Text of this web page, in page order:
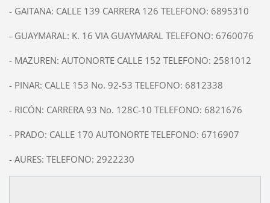
- GAITANA: CALLE 139 CARRERA 126 TELEFONO: 6895310
- GUAYMARAL: K. 16 VIA GUAYMARAL TELEFONO: 6760076
- MAZUREN: AUTONORTE CALLE 152 TELEFONO: 2581012
- PINAR: CALLE 153 No. 92-53 TELEFONO: 6812338
- RICÓN: CARRERA 93 No. 128C-10 TELEFONO: 6821676
- PRADO: CALLE 170 AUTONORTE TELEFONO: 6716907
- AURES: TELEFONO: 2922230